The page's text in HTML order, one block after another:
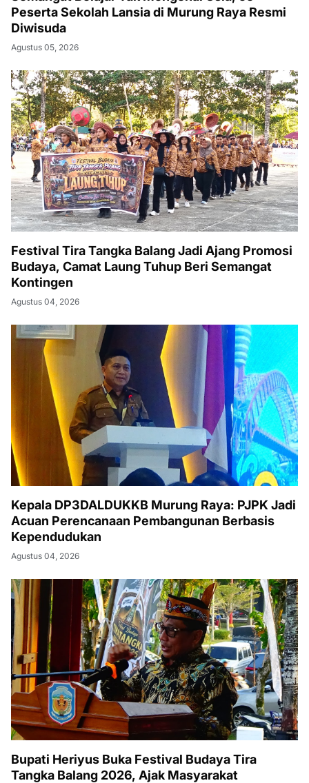
Peserta Sekolah Lansia di Murung Raya Resmi
Diwisuda
Agustus 05, 2026
Festival Tira Tangka Balang Jadi Ajang Promosi
Budaya, Camat Laung Tuhup Beri Semangat
Kontingen
Agustus 04, 2026
Kepala DP3DALDUKKB Murung Raya: PJPK Jadi
Acuan Perencanaan Pembangunan Berbasis
Kependudukan
Agustus 04, 2026
Bupati Heriyus Buka Festival Budaya Tira
Tangka Balang 2026, Ajak Masyarakat